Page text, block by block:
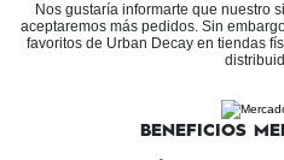
Nos gustaría informarte que nuestro
aceptaremos más pedidos. Sin
favoritos de Urban Decay en tiendas
BENEFICIOS